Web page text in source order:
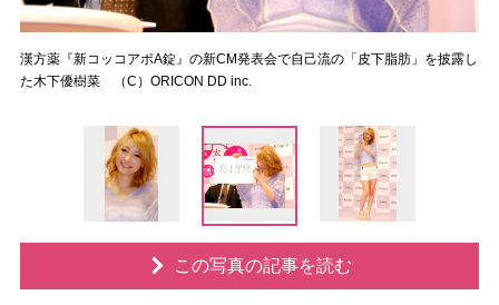
漢方薬『新コッコアポA錠』の新CM発表会で自己流の「皮下脂肪」を披露し
た木下優樹菜 （C）ORICON DD inc.
この写真の記事を読む